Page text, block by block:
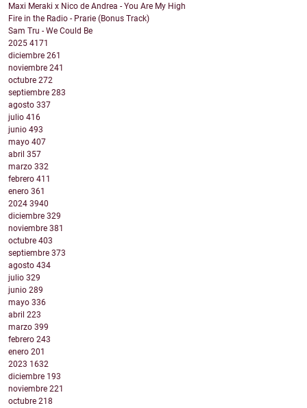
Maxi Meraki x Nico de Andrea - You Are My High
Fire in the Radio - Prarie (Bonus Track)
Sam Tru - We Could Be
2025 4171
diciembre 261
noviembre 241
octubre 272
septiembre 283
agosto 337
julio 416
junio 493
mayo 407
abril 357
marzo 332
febrero 411
enero 361
2024 3940
diciembre 329
noviembre 381
octubre 403
septiembre 373
agosto 434
julio 329
junio 289
mayo 336
abril 223
marzo 399
febrero 243
enero 201
2023 1632
diciembre 193
noviembre 221
octubre 218